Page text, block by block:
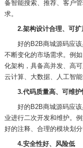
备智能搜索、推荐、客户
求。
2.架构设计合理、可扩
好的 B2B商城源码应
不断变化的市场需求。例如
化架构，具备高并发、高
云计算、大数据、人工智
3.代码质量高、可维护
好的 B2B商城源码应
业进行二次开发和维护。例
好的注释、合理的模块划
4.安全性好、风险低